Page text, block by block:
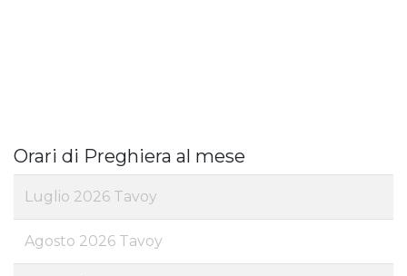
Orari di Preghiera al mese
Luglio 2026 Tavoy
Agosto 2026 Tavoy